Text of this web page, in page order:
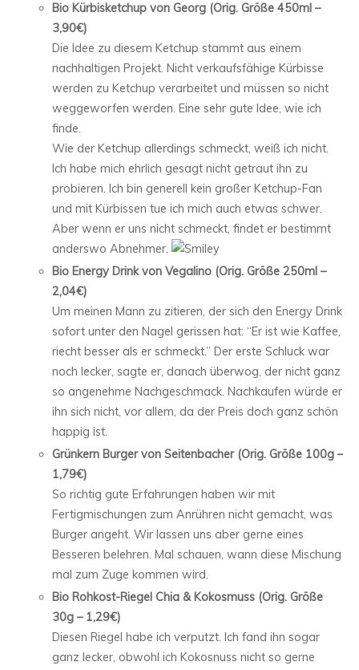
Bio Kürbisketchup von Georg (Orig. Größe 450ml –
3,90€)
Die Idee zu diesem Ketchup stammt aus einem
nachhaltigen Projekt. Nicht verkaufsfähige Kürbisse
werden zu Ketchup verarbeitet und müssen so nicht
weggeworfen werden. Eine sehr gute Idee, wie ich
finde.
Wie der Ketchup allerdings schmeckt, weiß ich nicht.
Ich habe mich ehrlich gesagt nicht getraut ihn zu
probieren. Ich bin generell kein großer Ketchup-Fan
und mit Kürbissen tue ich mich auch etwas schwer.
Aber wenn er uns nicht schmeckt, findet er bestimmt
anderswo Abnehmer.
Bio Energy Drink von Vegalino (Orig. Größe 250ml –
2,04€)
Um meinen Mann zu zitieren, der sich den Energy Drink
sofort unter den Nagel gerissen hat: “Er ist wie Kaffee,
riecht besser als er schmeckt.” Der erste Schluck war
noch lecker, sagte er, danach überwog, der nicht ganz
so angenehme Nachgeschmack. Nachkaufen würde er
ihn sich nicht, vor allem, da der Preis doch ganz schön
happig ist.
Grünkern Burger von Seitenbacher (Orig. Größe 100g –
1,79€)
So richtig gute Erfahrungen haben wir mit
Fertigmischungen zum Anrühren nicht gemacht, was
Burger angeht. Wir lassen uns aber gerne eines
Besseren belehren. Mal schauen, wann diese Mischung
mal zum Zuge kommen wird.
Bio Rohkost-Riegel Chia & Kokosmuss (Orig. Größe
30g – 1,29€)
Diesen Riegel habe ich verputzt. Ich fand ihn sogar
ganz lecker, obwohl ich Kokosnuss nicht so gerne